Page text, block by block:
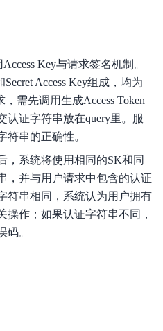
Key与请求签名机制。
Access Key组成，均为
需先调用生成Access Token
认证字符串放在query里。服
符串的正确性。
，系统将使用相同的SK和同
，并与用户请求中包含的认证
符串相同，系统认为用户拥有
作；如果认证字符串不同，
码。